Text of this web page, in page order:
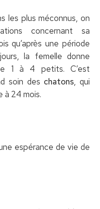
les plus méconnus, on
concernant sa
qu’après une période
la femelle donne
1 à 4 petits. C’est
soin des chatons, qui
à 24 mois.
espérance de vie de